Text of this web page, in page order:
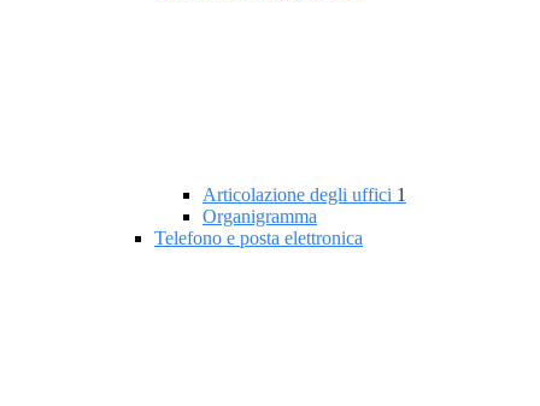
Articolazione degli uffici 1
Organigramma
Telefono e posta elettronica